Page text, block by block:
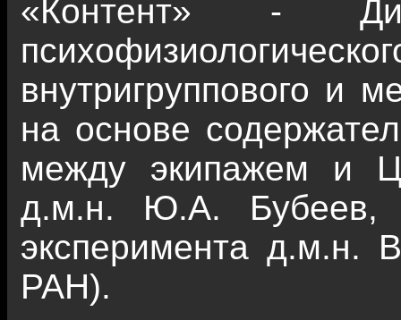
«Контент» -
внутригруппового и
на основе
между экипажем и
д.м.н. Ю.А. Бубеев,
эксперимента
РАН).